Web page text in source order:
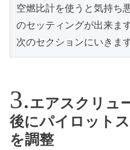
空燃比計を使うと気持ち
のセッティングが出来ます
次のセクションにいきます
エアスクリュ
後にパイロットス
を調整